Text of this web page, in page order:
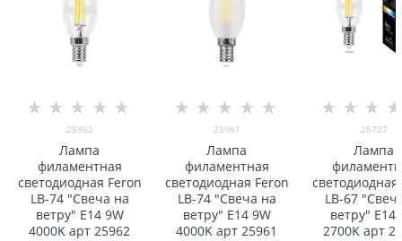
25962
Лампа
филаментная
светодиодная Feron
LB-74 "Свеча на
ветру" E14 9W
4000K арт 25962
25961
Лампа
филаментная
светодиодная Feron
LB-74 "Свеча на
ветру" E14 9W
4000K арт 25961
25727
Лампа
светодиодная
LB-67
ветру" E14
2700K арт